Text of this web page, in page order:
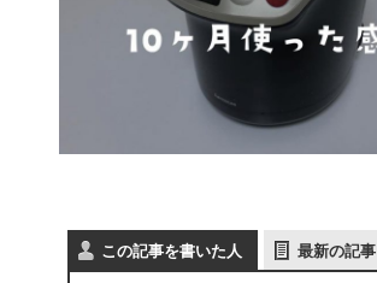
この記事を書いた人 最新の記事